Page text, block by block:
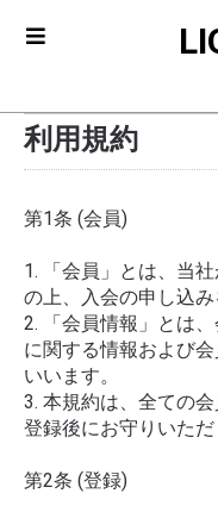
利用規約
第1条 (会員)
1. 「会員」とは、当
の上、入会の申し込み
2. 「会員情報」とは
に関する情報および
いいます。
3. 本規約は、全ての
登録後にお守りいただ
第2条 (登録)